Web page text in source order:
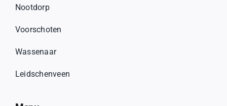
Nootdorp
Voorschoten
Wassenaar
Leidschenveen